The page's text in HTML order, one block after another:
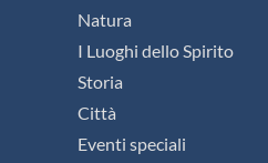
Natura
I Luoghi dello Spirito
Storia
Città
Eventi speciali